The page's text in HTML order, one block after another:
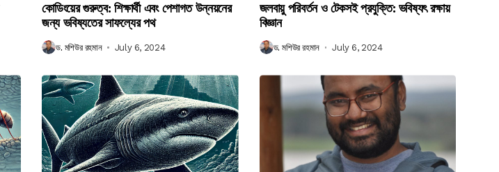
কোডিংয়ের গুরুত্ব: শিক্ষার্থী এবং পেশাগত উন্নয়নের
জন্য ভবিষ্যতের সাফল্যের পথ
ড. মশিউর রহমান July 6, 2024
জলবায়ু পরিবর্তন ও টেকসই প্রযুক্তি: ভবিষ্যৎ রক্ষায়
বিজ্ঞান
ড. মশিউর রহমান July 6, 2024